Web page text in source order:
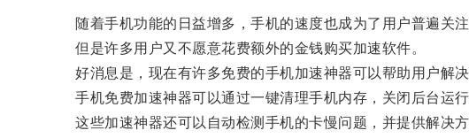
随着手机功能的日益增多，手机的速度也成为了用户普遍关注
但是许多用户又不愿意花费额外的金钱购买加速软件。
好消息是，现在有许多免费的手机加速神器可以帮助用户解决
手机免费加速神器可以通过一键清理手机内存，关闭后台运行
这些加速神器还可以自动检测手机的卡慢问题，并提供解决方